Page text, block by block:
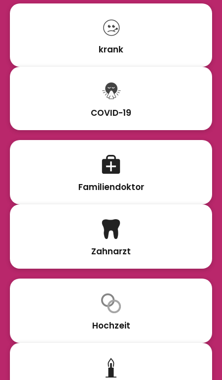
krank
COVID-19
Familiendoktor
Zahnarzt
Hochzeit